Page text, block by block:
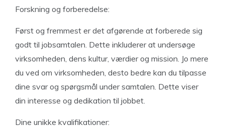
Forskning og forberedelse:
Først og fremmest er det afgørende at forberede sig
godt til jobsamtalen. Dette inkluderer at undersøge
virksomheden, dens kultur, værdier og mission. Jo mere
du ved om virksomheden, desto bedre kan du tilpasse
dine svar og spørgsmål under samtalen. Dette viser
din interesse og dedikation til jobbet.
Dine unikke kvalifikationer: